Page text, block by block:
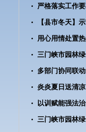
严格落实工作
多部门协同联